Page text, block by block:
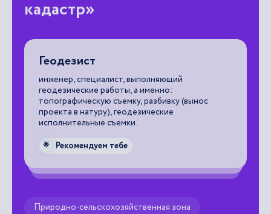
кадастр»
Геодезист
инженер, специалист, выполняющий
геодезические работы, а именно:
топографическую съемку, разбивку (вынос
проекта в натуру), геодезические
исполнительные съемки.
🌟 Рекомендуем тебе
Природно-сельскохозяйственная зона